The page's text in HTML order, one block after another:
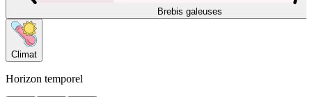
Brebis galeuses
Climat
Horizon temporel